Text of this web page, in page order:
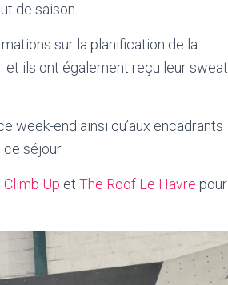
de saison.
sur la planification de la
et ils ont également reçu leur sweat
week-end ainsi qu’aux encadrants
ce séjour
Climb Up et The Roof Le Havre pour